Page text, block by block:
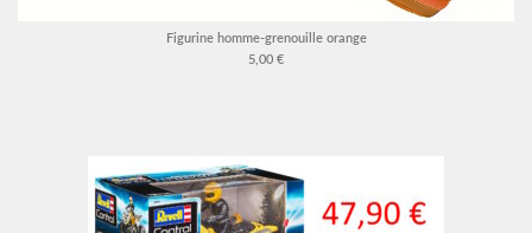
Figurine homme-grenouille orange
5,00 €